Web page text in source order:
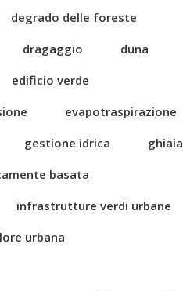
degrado delle foreste
dragaggio
duna
edificio verde
evapotraspirazione
gestione idrica
ghiaia
basata
infrastrutture verdi urbane
urbana